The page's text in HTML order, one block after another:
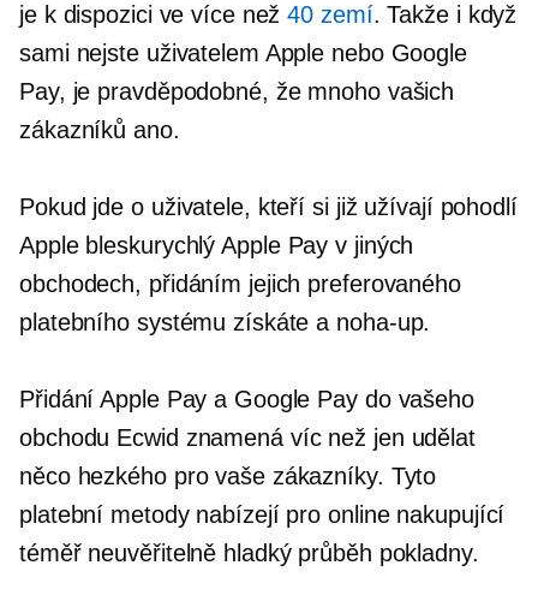
je k dispozici ve více než40 zemí. Takže i když
sami nejste uživatelem Apple nebo Google
Pay, je pravděpodobné, že mnoho vašich
zákazníků ano.
Pokud jde o uživatele, kteří si již užívají pohodlí
Apple bleskurychlý Apple Pay v jiných
obchodech, přidáním jejich preferovaného
platebního systému získáte a noha-up.
Přidání Apple Pay a Google Pay do vašeho
obchodu Ecwid znamená víc než jen udělat
něco hezkého pro vaše zákazníky. Tyto
platební metody nabízejí pro online nakupující
téměř neuvěřitelně hladký průběh pokladny.